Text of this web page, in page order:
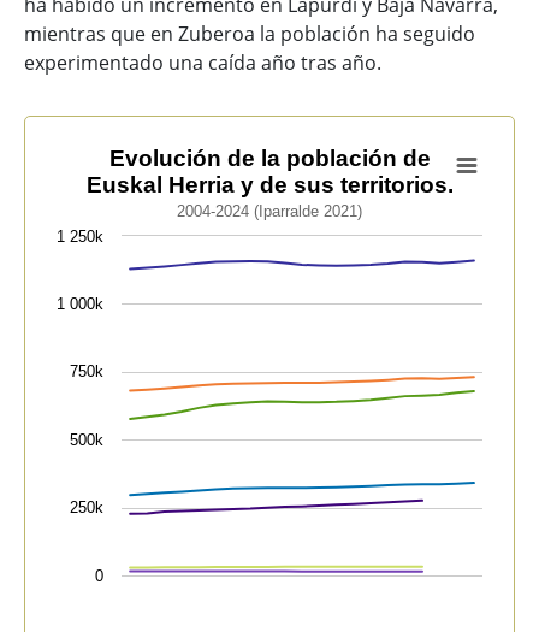
mientras que en Zuberoa la población ha seguido
experimentado una caída año tras año.
Evolución de la población de Euskal Herria y de sus
Line chart with 7 lines.
2004-2024 (Iparralde 2021)
View as data table, Evolución de la población de
The chart has 1 Y axis displaying values. Data ranges
Evolución de la población de
Euskal Herria y de sus territorios.
2004-2024 (Iparralde 2021)
0
250k
500k
750k
1 000k
1 250k